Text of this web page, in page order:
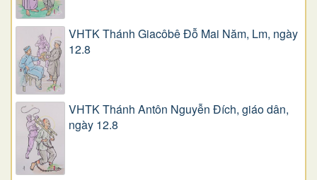
VHTK Thánh Giacôbê Ðỗ Mai Năm, Lm, ngày
12.8
VHTK Thánh Antôn Nguyễn Ðích, giáo dân,
ngày 12.8